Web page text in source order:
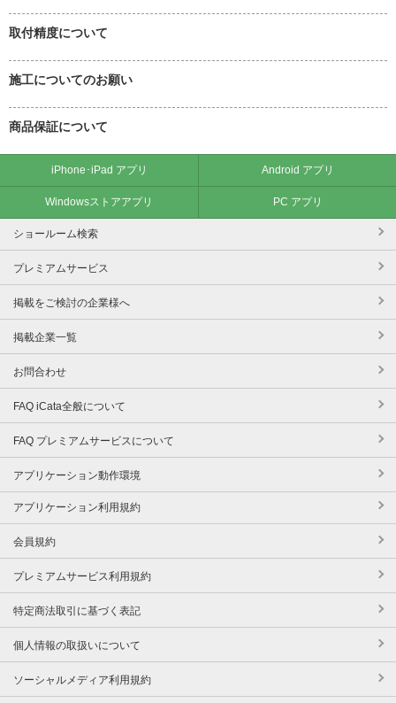
取付精度について
施工についてのお願い
商品保証について
iPhone･iPad アプリ Android アプリ
Windowsストアアプリ PC アプリ
ショールーム検索
プレミアムサービス
掲載をご検討の企業様へ
掲載企業一覧
お問合わせ
FAQ iCata全般について
FAQ プレミアムサービスについて
アプリケーション動作環境
アプリケーション利用規約
会員規約
プレミアムサービス利用規約
特定商法取引に基づく表記
個人情報の取扱いについて
ソーシャルメディア利用規約